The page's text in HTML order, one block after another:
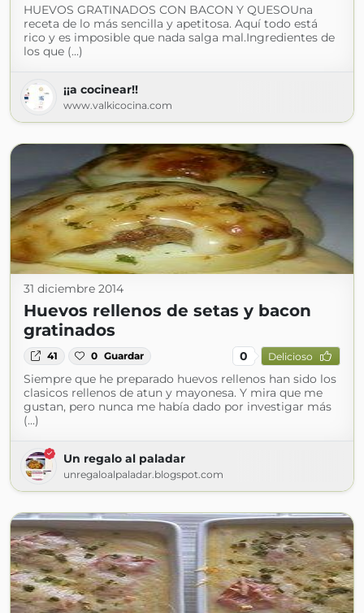
HUEVOS GRATINADOS CON BACON Y QUESOUna
receta de lo más sencilla y apetitosa. Aquí todo está
rico y es imposible que nada salga mal.Ingredientes de
los que (...)
¡¡a cocinear!!
www.valkicocina.com
31 diciembre 2014
Huevos rellenos de setas y bacon
gratinados
41 0 Guardar 0 Delicioso
Siempre que he preparado huevos rellenos han sido los
clasicos rellenos de atun y mayonesa. Y mira que me
gustan, pero nunca me había dado por investigar más
(...)
Un regalo al paladar
unregaloalpaladar.blogspot.com